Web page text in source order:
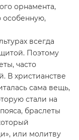
орнамента,
особенную,
всегда
Поэтому
часто
В христианстве
сама вещь,
стали на
браслеты
или молитву